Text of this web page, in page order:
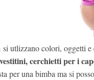
si utlizzano colori, oggetti e
vestitini, cerchietti per i
per una bimba ma si